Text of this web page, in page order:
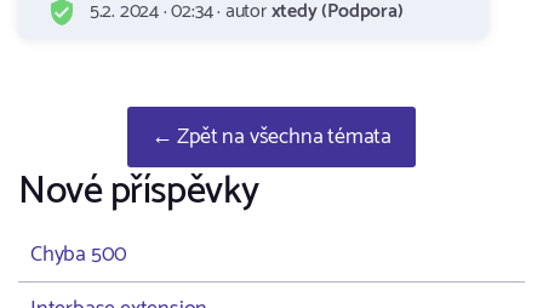
5.2. 2024 · 02:34 · autorxtedy (Podpora)
← Zpět na všechna témata
Nové příspěvky
Chyba 500